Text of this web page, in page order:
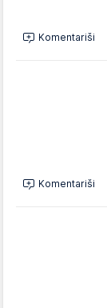
Komentariši
Komentariši